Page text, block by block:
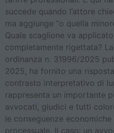
succede quando l’attore
ma aggiunge “o quella
Quale scaglione va
completamente rigettata?
ordinanza n. 31996/2025
2025, ha fornito una
contrasto interpretativo di
rappresenta un importante
avvocati, giudici e tutti
le conseguenze
processuale. Il caso: un